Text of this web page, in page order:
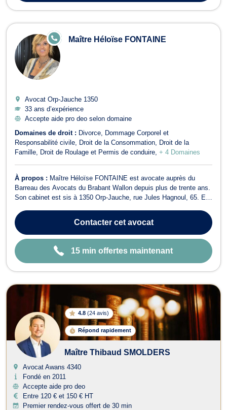
Maître Héloïse FONTAINE
E
N
LI
G
N
E
Avocat Orp-Jauche 1350
33 ans d’expérience
Accepte aide pro deo selon domaine
Domaines de droit : Divorce
Dommage Corporel et
Responsabilité civile
Droit de la Consommation
Droit de la
Famille
Droit de Roulage et Permis de conduire + 4 Domaines
À propos : Maître Héloïse FONTAINE est avocate auprès du
Barreau des Avocats du Brabant Wallon depuis plus de trente ans.
Son cabinet est sis à 1350 Orp-Jauche, rue Jules Hagnoul, 65. Elle
roulage ou autres , à l' indemnisation de dommages corporels , en
droit de la famille...
Contactercet avocat
15 min offertes maintenant
4.8 (24 avis)
Répond rapidement
Maître Thibaud SMOLDERS
Avocat Awans 4340
Fondé en 2011
Accepte aide pro deo
Entre 120 € et 150 € HT
Premier rendez-vous offert de 30 min